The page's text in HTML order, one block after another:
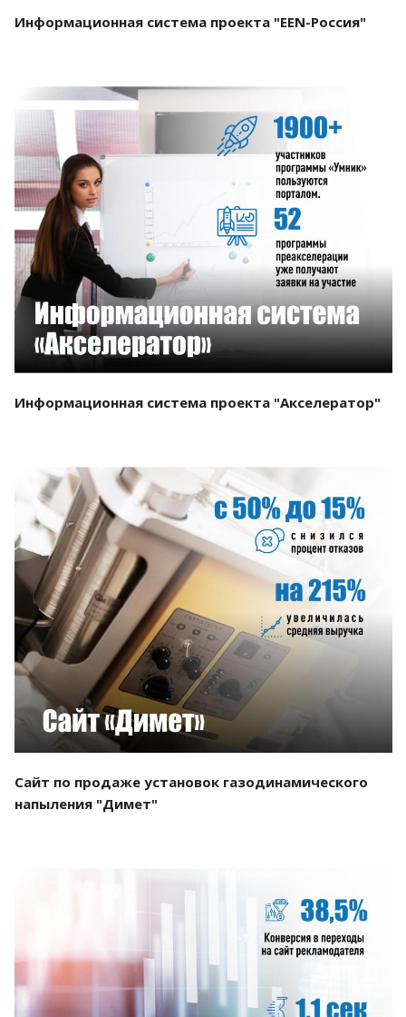
Информационная система проекта "EEN-Россия"
Смотреть проект
Информационная система проекта "Акселератор"
Смотреть проект
Сайт по продаже установок газодинамического
напыления "Димет"